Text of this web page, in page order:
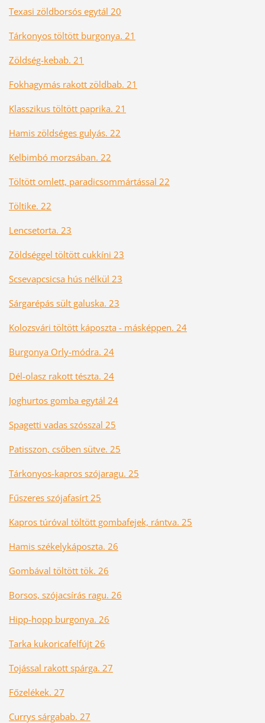
Texasi zöldborsós egytál 20
Tárkonyos töltött burgonya. 21
Zöldség-kebab. 21
Fokhagymás rakott zöldbab. 21
Klasszikus töltött paprika. 21
Hamis zöldséges gulyás. 22
Kelbimbó morzsában. 22
Töltött omlett, paradicsommártással 22
Töltike. 22
Lencsetorta. 23
Zöldséggel töltött cukkíni 23
Scsevapcsicsa hús nélkül 23
Sárgarépás sült galuska. 23
Kolozsvári töltött káposzta - másképpen. 24
Burgonya Orly-módra. 24
Dél-olasz rakott tészta. 24
Joghurtos gomba egytál 24
Spagetti vadas szósszal 25
Patisszon, csőben sütve. 25
Tárkonyos-kapros szójaragu. 25
Fűszeres szójafasírt 25
Kapros túróval töltött gombafejek, rántva. 25
Hamis székelykáposzta. 26
Gombával töltött tök. 26
Borsos, szójacsírás ragu. 26
Hipp-hopp burgonya. 26
Tarka kukoricafelfújt 26
Tojással rakott spárga. 27
Főzelékek. 27
Currys sárgabab. 27